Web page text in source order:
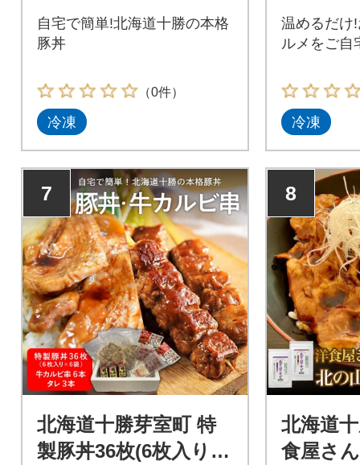
自宅で簡単!北海道十勝の本格
豚丼
（0件）
冷凍
温めるだけ
ルメをご自
冷凍
7
北海道十勝芽室町 特
製豚丼36枚(6枚入り×6
8
北海道
食屋さ